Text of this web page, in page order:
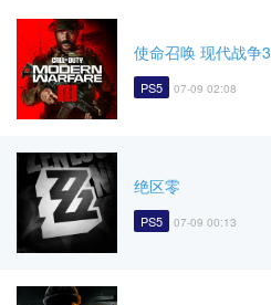
使命召唤 现代战争3
PS5 07-09 02:08
绝区零
PS5 07-09 00:13